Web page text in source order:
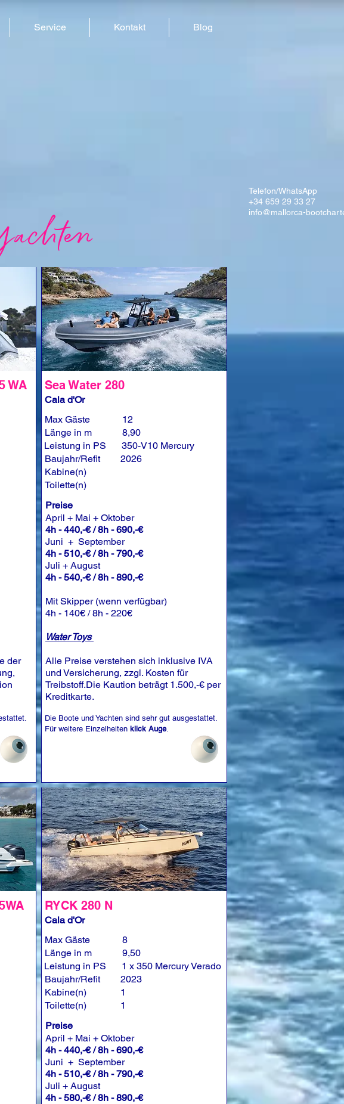
Service Kontakt Blog
WA
der
Sea Water 280
Cala d'Or
Max Gäste
Länge in m
Leistung in PS
Baujahr/Refit
Kabine(n)
Toilette(n)
12
8,90
350-V10 Mercury
2026
Preise
April + Mai + Oktober
4h - 440,-€ / 8h - 690,-€
Juni + September
4h - 510,-€ / 8h - 790,-€
Juli + August
4h - 540,-€ / 8h - 890,-€
Mit Skipper (wenn verfügbar)
4h - 140€ / 8h - 220€
Water Toys
Alle Preise verstehen sich inklusive IVA
und Versicherung, zzgl. Kosten für
Treibstoff.Die Kaution beträgt 1.500,-€ per
Kreditkarte.
Die Boote und Yachten sind sehr gut ausgestattet.
Für weitere Einzelheiten klick Auge.
RYCK 280 N
Cala d'Or
Max Gäste
Länge in m
Leistung in PS
Baujahr/Refit
Kabine(n)
Toilette(n)
8
9,50
1 x 350 Mercury Verado
2023
1
1
Preise
April + Mai + Oktober
4h - 440,-€ / 8h - 690,-€
Juni + September
4h - 510,-€ / 8h - 790,-€
Juli + August
4h - 580,-€ / 8h - 890,-€
Telefon/WhatsApp
+34 659 29 33 27
info@mallorca-